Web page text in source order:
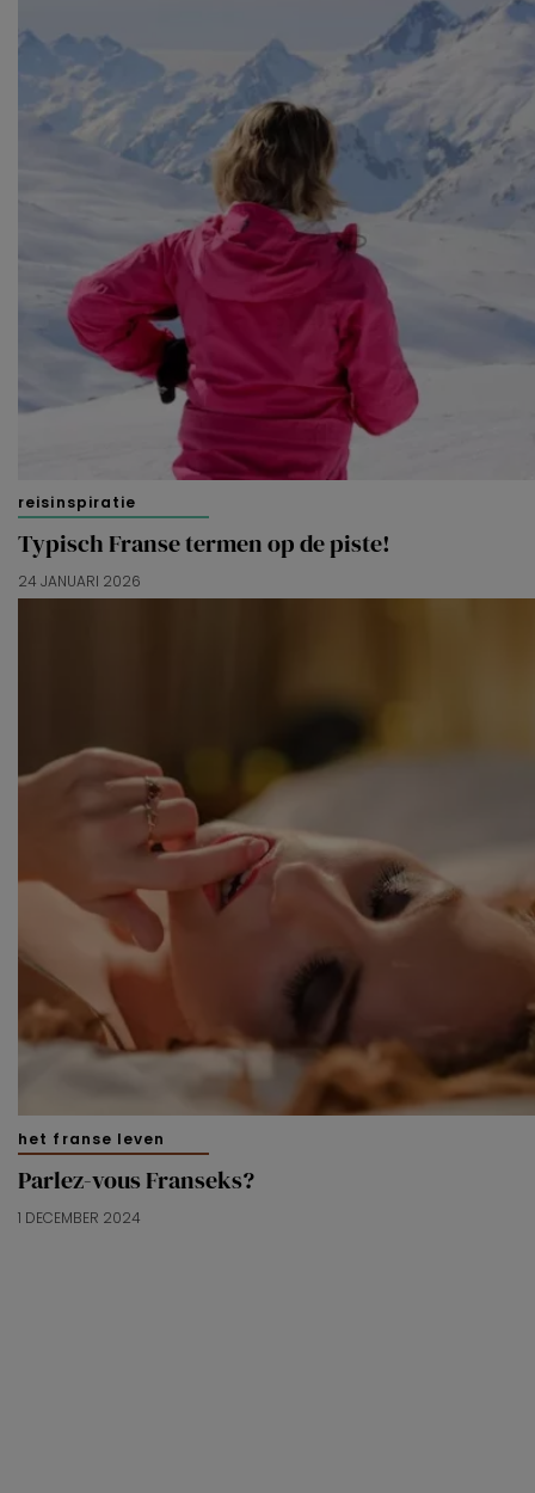
reisinspiratie
Typisch Franse termen op de piste!
24 JANUARI 2026
het franse leven
Parlez-vous Franseks?
1 DECEMBER 2024